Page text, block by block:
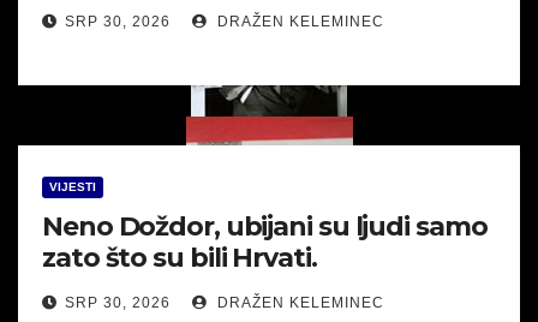
SRP 30, 2026 DRAŽEN KELEMINEC
VIJESTI
Neno Doždor, ubijani su ljudi samo
zato što su bili Hrvati.
SRP 30, 2026 DRAŽEN KELEMINEC